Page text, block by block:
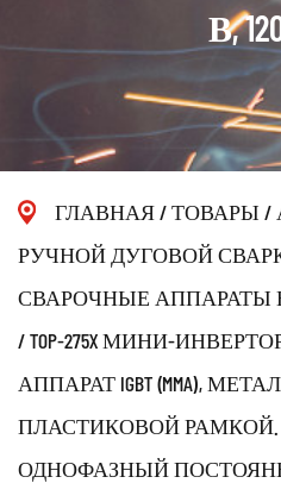
В,
ГЛАВНАЯ/ТОВАРЫ /
РУЧНОЙ ДУГОВОЙ
СВАРОЧНЫЕ АППАРАТЫ
/TOP-275X МИНИ-
АППАРАТ IGBT (MMA),
ПЛАСТИКОВОЙ
ОДНОФАЗНЫЙ